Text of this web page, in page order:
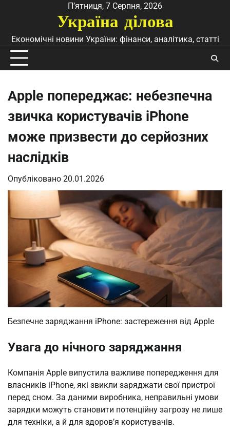
П’ятниця, 7 Серпня, 2026
Україна ділова
Економічні новини України: фінанси, аналітика, статті
Apple попереджає: небезпечна
звичка користувачів iPhone
може призвести до серйозних
наслідків
Опубліковано 20.01.2026
Безпечне заряджання iPhone: застереження від Apple
Увага до нічного заряджання
Компанія Apple випустила важливе попередження для
власників iPhone, які звикли заряджати свої пристрої
перед сном. За даними виробника, неправильні умови
зарядки можуть становити потенційну загрозу не лише
для техніки, а й для здоров’я користувачів.